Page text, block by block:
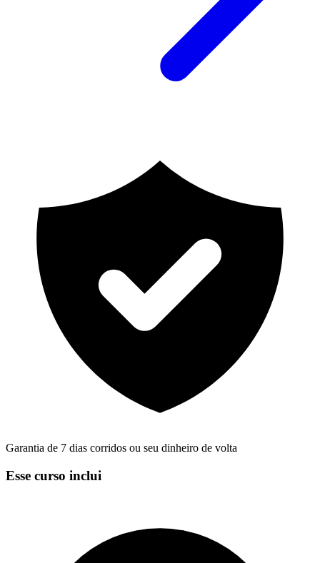
Garantia de 7 dias corridos ou seu dinheiro de volta
Esse curso inclui